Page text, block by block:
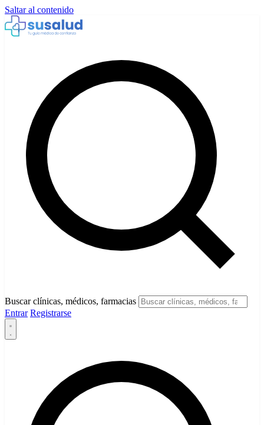
Saltar al contenido
Buscar clínicas, médicos, farmacias
Entrar Registrarse